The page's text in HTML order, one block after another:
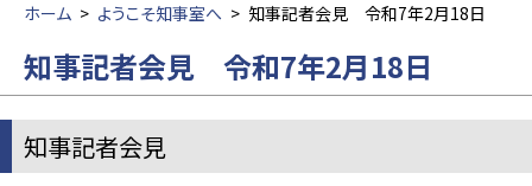
ホーム > ようこそ知事室へ > 知事記者会見 令和7年2月18日
知事記者会見 令和7年2月18日
知事記者会見